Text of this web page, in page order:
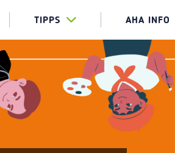
TIPPS AHA INFO